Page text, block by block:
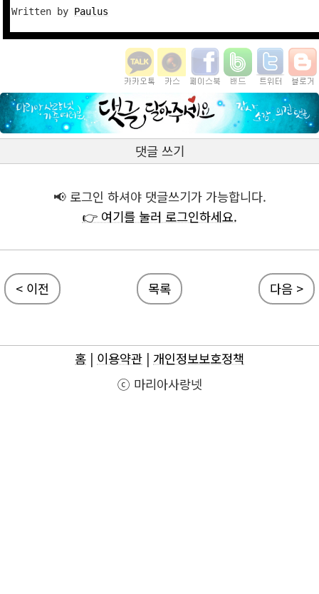
Written by Paulus
댓글 쓰기
📢 로그인 하셔야 댓글쓰기가 가능합니다.
👉 여기를 눌러 로그인하세요.
< 이전 목록 다음 >
홈 | 이용약관 | 개인정보보호정책
ⓒ 마리아사랑넷